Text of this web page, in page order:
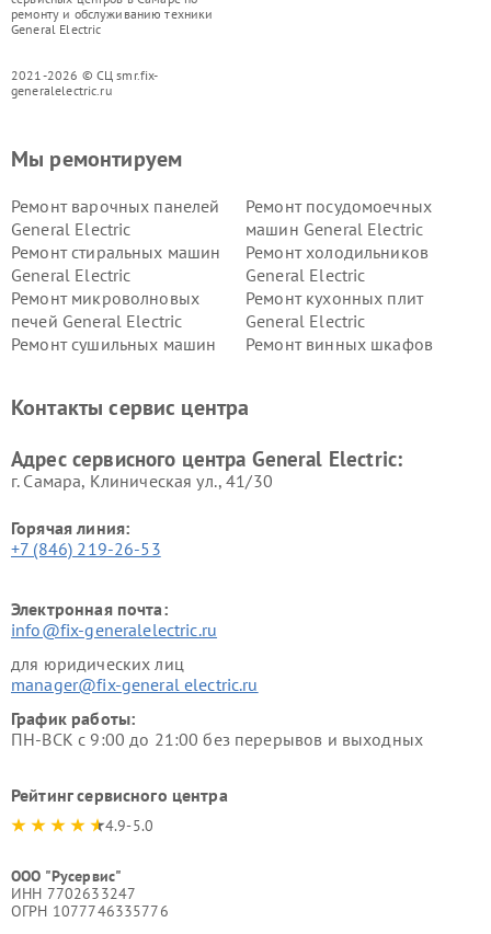
ремонту и обслуживанию техники
General Electric
2021-2026 © СЦ smr.fix-
generalelectric.ru
Мы ремонтируем
Ремонт варочных панелей
General Electric
Ремонт посудомоечных
машин General Electric
Ремонт стиральных машин
General Electric
Ремонт холодильников
General Electric
Ремонт микроволновых
печей General Electric
Ремонт кухонных плит
General Electric
Ремонт сушильных машин
Ремонт винных шкафов
Electric
General Electric
Контакты сервис центра
Адрес сервисного центра General Electric:
г. Самара, Клиническая ул., 41/30
Горячая линия:
+7 (846) 219-26-53
Электронная почта:
info@fix-generalelectric.ru
для юридических лиц
manager@fix-general electric.ru
График работы:
ПН-ВСК с 9:00 до 21:00 без перерывов и выходных
Рейтинг сервисного центра
4.9-5.0
ООО "Русервис"
ИНН 7702633247
ОГРН 1077746335776